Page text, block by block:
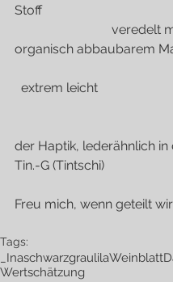
veredelt
organisch
extrem
der Haptik, lederähnlich in
Tin.-G (Tintschi)
Freu mich, wenn geteilt
Tags:
_InaschwarzgraulilaWeinblatt
Wertschätzung